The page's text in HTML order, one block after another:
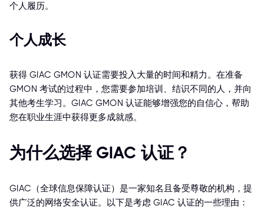
个人履历。
个人成长
获得 GIAC GMON 认证需要投入大量的时间和精力。在准备
GMON 考试的过程中，您需要参加培训、结识不同的人，并向
其他考生学习。GIAC GMON 认证能够增强您的自信心，帮助
您在职业生涯中获得更多成就感。
为什么选择 GIAC 认证？
GIAC（全球信息保障认证）是一家知名且备受尊敬的机构，提
供广泛的网络安全认证。以下是考虑 GIAC 认证的一些理由：